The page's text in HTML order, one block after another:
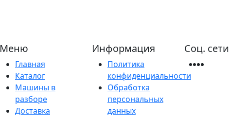
Меню
Главная
Каталог
Машины в
разборе
Доставка
Информация
Политика
конфиденциальности
Обработка
персональных
данных
Соц. сети